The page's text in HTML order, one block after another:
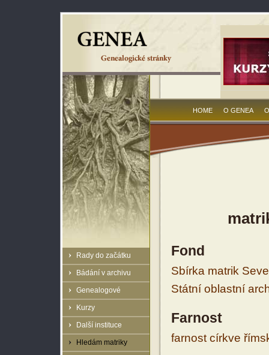
Rady do začátku
Bádání v archivu
Genealogové
Kurzy
Další instituce
Hledám matriky
HOME O GENEA
Fond
Sbírka matrik
Státní oblastní
Farnost
farnost církve